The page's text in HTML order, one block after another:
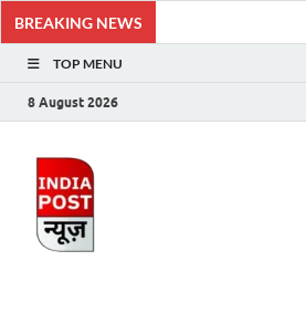
BREAKING NEWS
TOP MENU
8 August 2026